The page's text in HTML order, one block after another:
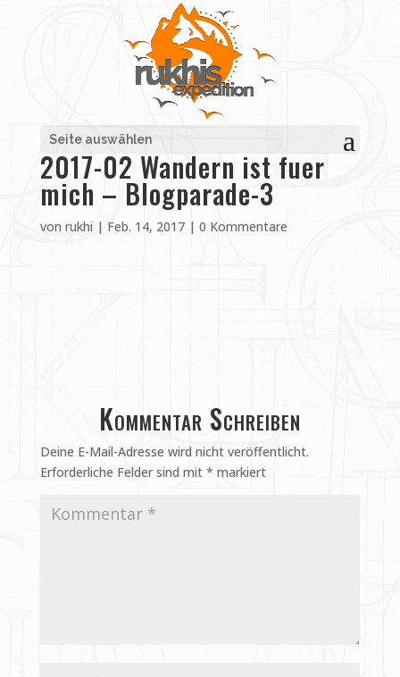
Seite auswählen
2017-02 Wandern ist fuer
mich – Blogparade-3
von rukhi| Feb. 14, 2017| 0 Kommentare
Kommentar Schreiben
Deine E-Mail-Adresse wird nicht veröffentlicht.
Erforderliche Felder sind mit * markiert